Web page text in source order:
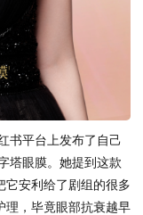
书平台上发布了自己
塔眼膜。她提到这款
它安利给了剧组的很多
理，毕竟眼部抗衰越早